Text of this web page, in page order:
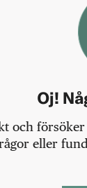
Oj!
och
eller